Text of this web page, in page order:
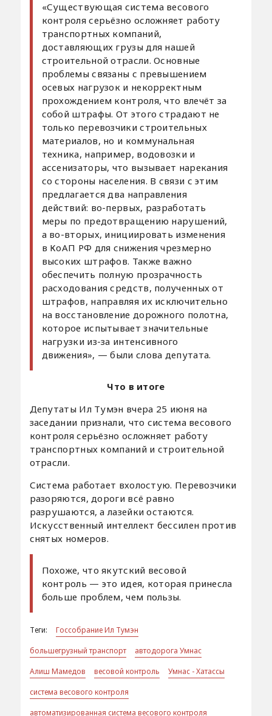
«Существующая система весового
контроля серьёзно осложняет работу
транспортных компаний,
доставляющих грузы для нашей
строительной отрасли. Основные
проблемы связаны с превышением
осевых нагрузок и некорректным
прохождением контроля, что влечёт за
собой штрафы. От этого страдают не
только перевозчики строительных
материалов, но и коммунальная
техника, например, водовозки и
ассенизаторы, что вызывает нарекания
со стороны населения. В связи с этим
предлагается два направления
действий: во-первых, разработать
меры по предотвращению нарушений,
а во-вторых, инициировать изменения
в КоАП РФ для снижения чрезмерно
высоких штрафов. Также важно
обеспечить полную прозрачность
расходования средств, полученных от
штрафов, направляя их исключительно
на восстановление дорожного полотна,
которое испытывает значительные
нагрузки из-за интенсивного
движения», — были слова депутата.
Что в итоге
Депутаты Ил Тумэн вчера 25 июня на
заседании признали, что система весового
контроля серьёзно осложняет работу
транспортных компаний и строительной
отрасли.
Система работает вхолостую. Перевозчики
разоряются, дороги всё равно
разрушаются, а лазейки остаются.
Искусственный интеллект бессилен против
снятых номеров.
Похоже, что якутский весовой
контроль — это идея, которая принесла
больше проблем, чем пользы.
Теги:
Госсобрание Ил Тумэн
большегрузный транспорт
автодорога Умнас
Алиш Мамедов
весовой контроль
Умнас - Хатассы
система весового контроля
автоматизированная система весового контроля